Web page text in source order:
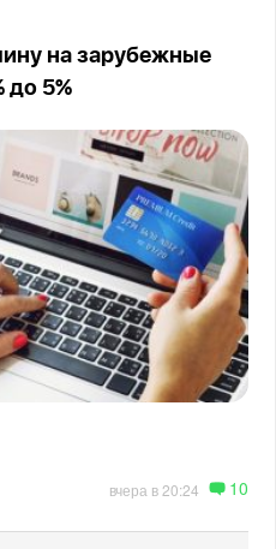
на зарубежные
до 5%
вчера в 20:24 10